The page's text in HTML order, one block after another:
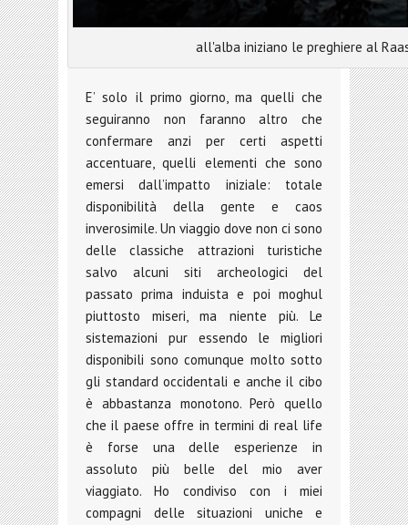
all'alba iniziano le preghiere al
E’ solo il primo giorno, ma quelli che
seguiranno non faranno altro che
confermare anzi per certi aspetti
accentuare, quelli elementi che sono
emersi dall’impatto iniziale: totale
disponibilità della gente e caos
inverosimile. Un viaggio dove non ci sono
delle classiche attrazioni turistiche
salvo alcuni siti archeologici del
passato prima induista e poi moghul
piuttosto miseri, ma niente più. Le
sistemazioni pur essendo le migliori
disponibili sono comunque molto sotto
gli standard occidentali e anche il cibo
è abbastanza monotono. Però quello
che il paese offre in termini di real life
è forse una delle esperienze in
assoluto più belle del mio aver
viaggiato. Ho condiviso con i miei
compagni delle situazioni uniche e